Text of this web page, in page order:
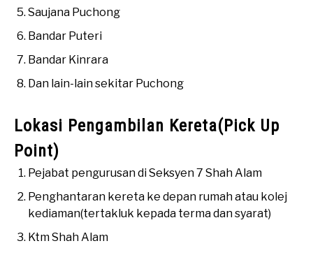
Saujana Puchong
Bandar Puteri
Bandar Kinrara
Dan lain-lain sekitar Puchong
Lokasi Pengambilan Kereta(Pick Up
Point)
Pejabat pengurusan di Seksyen 7 Shah Alam
Penghantaran kereta ke depan rumah atau kolej
kediaman(tertakluk kepada terma dan syarat)
Ktm Shah Alam